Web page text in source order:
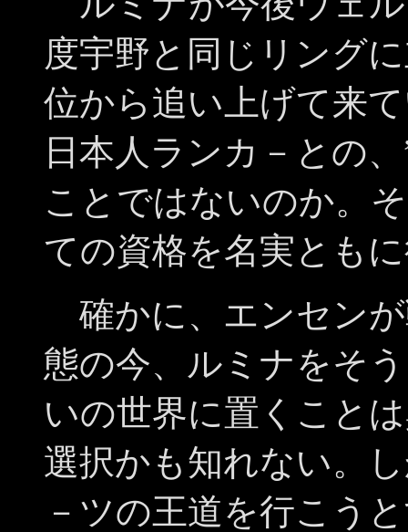
度宇野と同じリング
位から追い上げて来
日本人ランカ－との
ことではないのか。
ての資格を名実とも
確かに、エンセン
態の今、ルミナをそ
いの世界に置くこと
選択かも知れない。
－ツの王道を行こう